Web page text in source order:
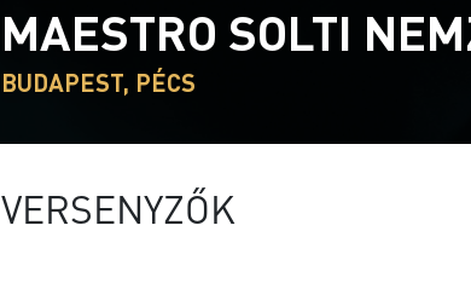
MAESTRO SOLTI
BUDAPEST, PÉCS
VERSENYZŐK